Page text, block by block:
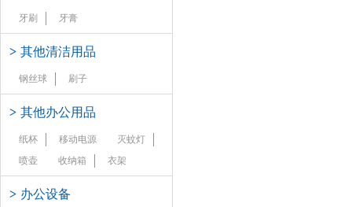
牙刷 牙膏
> 其他清洁用品
钢丝球 刷子
> 其他办公用品
纸杯 移动电源
灭蚊灯
喷壶
收纳箱 衣架
> 办公设备